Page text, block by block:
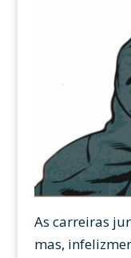
As carreiras
mas,